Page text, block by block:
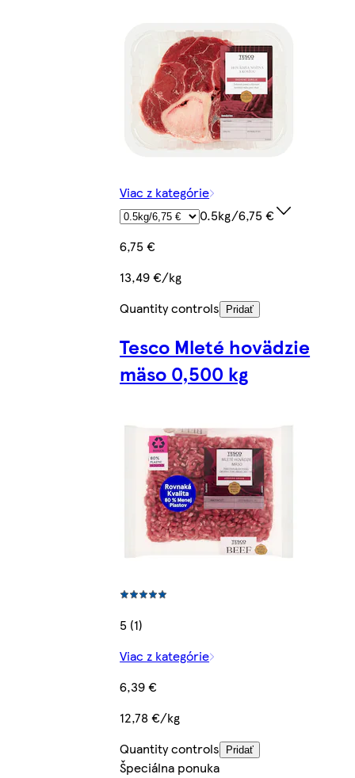
Viac z kategórie
0.5kg/6,75 €
6,75 €
13,49 €/kg
Quantity controls Pridať
Tesco Mleté hovädzie
mäso 0,500 kg
5 (1)
Viac z kategórie
6,39 €
12,78 €/kg
Quantity controls
Pridať
Špeciálna ponuka